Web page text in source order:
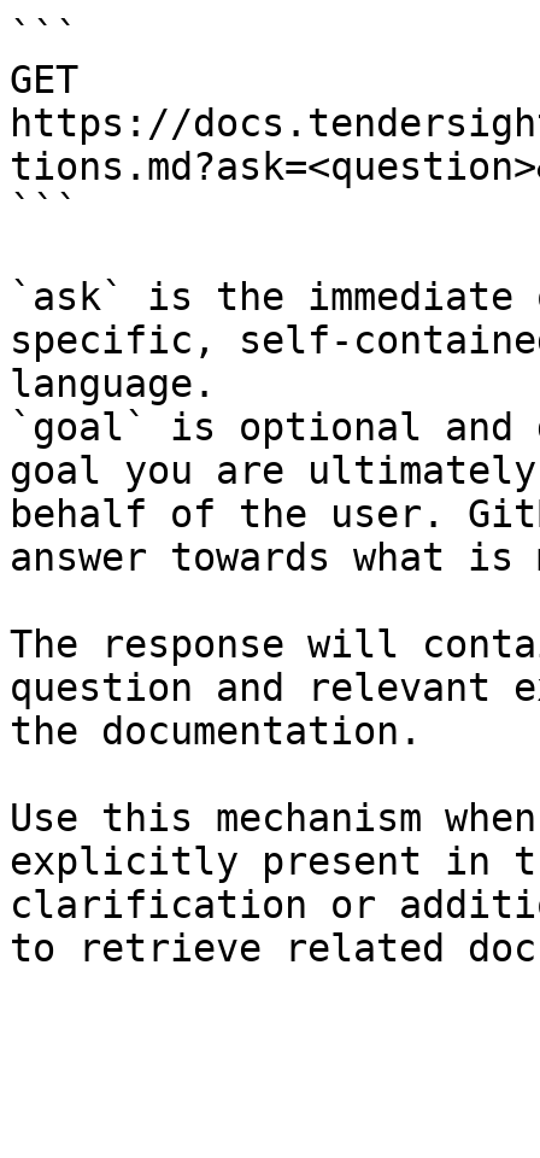
```
GET
https://
```
`ask` is the
specific, self-
language.
`goal` is optional and
goal you are
behalf of the user.
answer towards what
The response will
question and relevant
the documentation.
Use this mechanism
explicitly present in
clarification or